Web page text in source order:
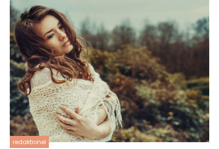
redaktionel